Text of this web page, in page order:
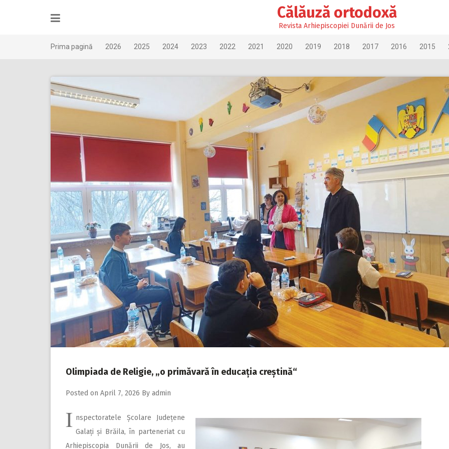
Călăuză ortodoxă
Revista Arhiepiscopiei Dunării de Jos
Prima pagină 2026 2025 2024 2023 2022 2021 2020 2019 2018 2017 2016 2015
Olimpiada de Religie, „o primăvară în educația creștină“
Posted on April 7, 2026 By admin
I nspectoratele Școlare Ju­dețene
Galați și Brăila, în parteneriat cu
Arhiepiscopia Dunării de Jos, au